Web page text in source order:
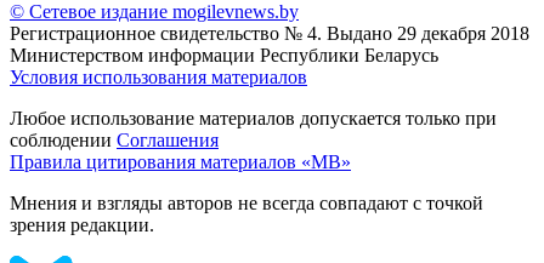
© Сетевое издание mogilevnews.by
Регистрационное свидетельство № 4. Выдано 29 декабря 2018
Министерством информации Республики Беларусь
Условия использования материалов
Любое использование материалов допускается только при
соблюдении Соглашения
Правила цитирования материалов «МВ»
Мнения и взгляды авторов не всегда совпадают с точкой
зрения редакции.